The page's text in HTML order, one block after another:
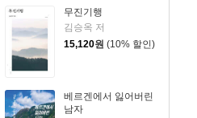
무진기행
김승옥 저
15,120원 (10% 할인)
베르겐에서 잃어버린
남자